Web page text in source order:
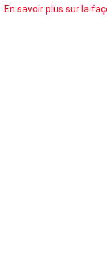
En savoir plus sur la